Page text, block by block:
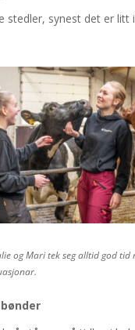
stedler, synest det er litt
og Mari tek seg alltid god tid